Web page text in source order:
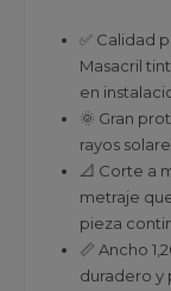
✅ Calidad
Masacril
en
🌞 Gran
rayos
📐 Corte a
metraje
pieza
📏 Ancho
duradero y